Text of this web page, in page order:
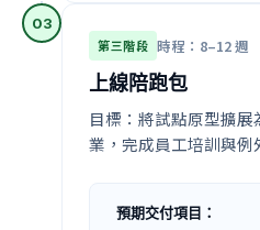
03
第三階段 時程：8–12 週
上線陪跑包
目標：將試點原型擴
業，完成員工培訓與例
預期交付項目：